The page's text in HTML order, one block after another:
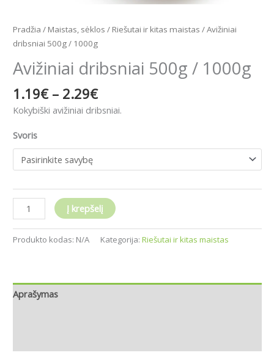
Pradžia / Maistas, sėklos / Riešutai ir kitas maistas / Avižiniai
dribsniai 500g / 1000g
Avižiniai dribsniai 500g / 1000g
1.19€ – 2.29€
Kokybiški avižiniai dribsniai.
Svoris
Į krepšelį
Produkto kodas: N/A Kategorija: Riešutai ir kitas maistas
Aprašymas